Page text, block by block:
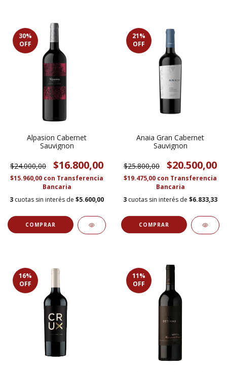
30%
OFF
Alpasion Cabernet
Sauvignon
$24.000,00 $16.800,00
$15.960,00 con Transferencia
Bancaria
3 cuotas sin interés de $5.600,00
21%
OFF
Anaia Gran Cabernet
Sauvignon
$25.800,00 $20.500,00
$19.475,00 con Transferencia
Bancaria
3 cuotas sin interés de $6.833,33
16%
OFF
11%
OFF